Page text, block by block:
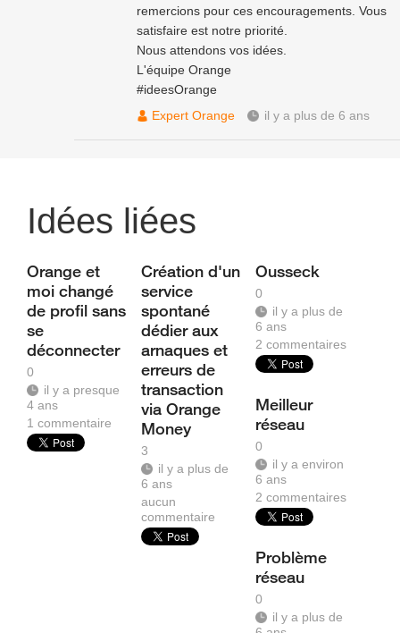
remercions pour ces encouragements. Vous
satisfaire est notre priorité.
Nous attendons vos idées.
L'équipe Orange
#ideesOrange
Expert Orange
il y a plus de 6 ans
Idées liées
Orange et
moi changé
de profil sans
se
déconnecter
0
il y a presque
4 ans
1 commentaire
Création d'un
service
spontané
dédier aux
arnaques et
erreurs de
transaction
via Orange
Money
3
il y a plus de
6 ans
aucun
commentaire
Ousseck
0
il y a plus de
6 ans
2commentaires
Meilleur
réseau
0
il y a environ
6 ans
2commentaires
Problème
réseau
0
il y a plus de